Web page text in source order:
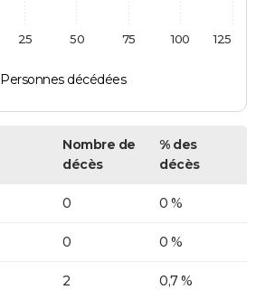
Personnes décédées
100
25 50 75 125
Nombre de
décès
% des
décès
0 0 %
0 0 %
2 0,7 %